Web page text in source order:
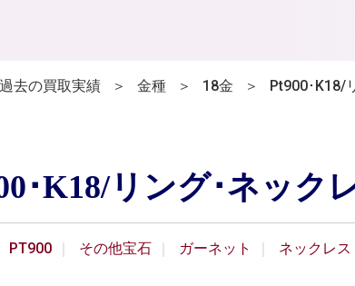
過去の買取実績 ＞ 金種 ＞ 18金 ＞ Pt900･K18/
･K18/リング･ネック
PT900 その他宝石 ガーネット ネックレス